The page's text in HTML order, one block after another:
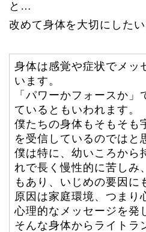
と…
改めて身体を大切にしたい
身体は感覚や症状でメッ
います。
「パワーかフォースか
ているともいわれます。
僕たちの身体もそもそも
を受信しているのではと
僕は特に、幼いころから
れで長く慢性的に苦しみ
もあり、いじめの要因に
原因は家庭環境、つまり
心理的なメッセージを発
そんな身体からライトラ